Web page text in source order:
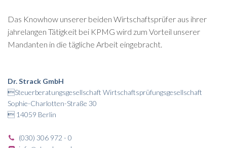
Das Knowhow unserer beiden Wirtschaftsprüfer aus ihrer
jahrelangen Tätigkeit bei KPMG wird zum Vorteil unserer
Mandanten in die tägliche Arbeit eingebracht.
Dr. Strack GmbH
Steuerberatungsgesellschaft Wirtschaftsprüfungsgesellschaft
Sophie-Charlotten-Straße 30
 14059 Berlin
(030) 306 972 - 0